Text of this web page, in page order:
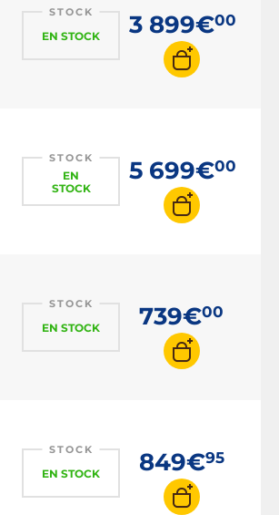
STOCK
EN STOCK 3 899€00
STOCK
EN
STOCK
5 699€00
STOCK
EN STOCK 739€00
STOCK
EN STOCK 849€95